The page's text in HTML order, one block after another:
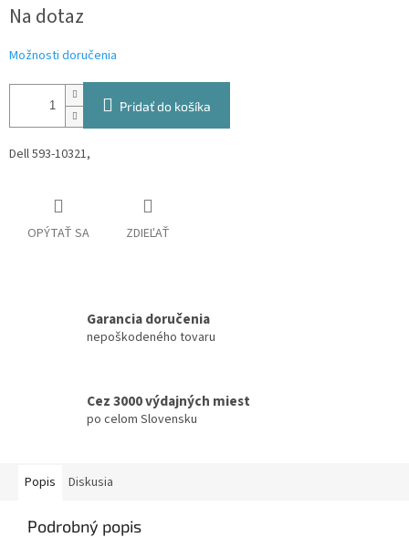
cena:
Na dotaz
Možnosti doručenia
Pridať do košíka
Dell 593-10321,
OPÝTAŤ SA ZDIEĽAŤ
Garancia doručenia
nepoškodeného tovaru
Cez 3000 výdajných miest
po celom Slovensku
Popis Diskusia
Podrobný popis